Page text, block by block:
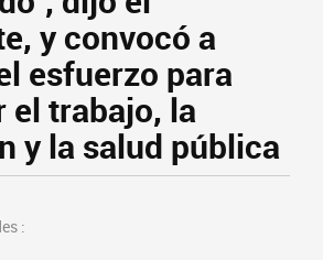
y convocó a
esfuerzo para
el trabajo, la
y la salud pública
: